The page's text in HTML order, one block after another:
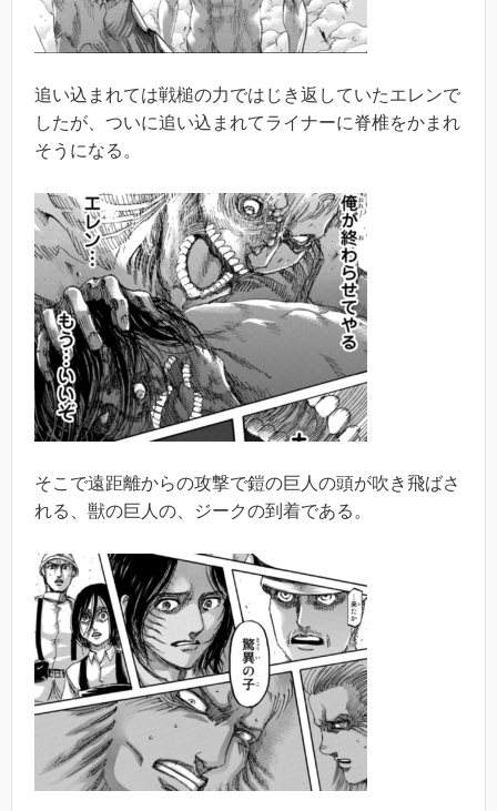
追い込まれては戦槌の力ではじき返していたエレンで
したが、ついに追い込まれてライナーに脊椎をかまれ
そうになる。
そこで遠距離からの攻撃で鎧の巨人の頭が吹き飛ばさ
れる、獣の巨人の、ジークの到着である。